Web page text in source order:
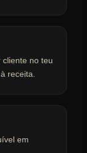
no teu
receita.
em